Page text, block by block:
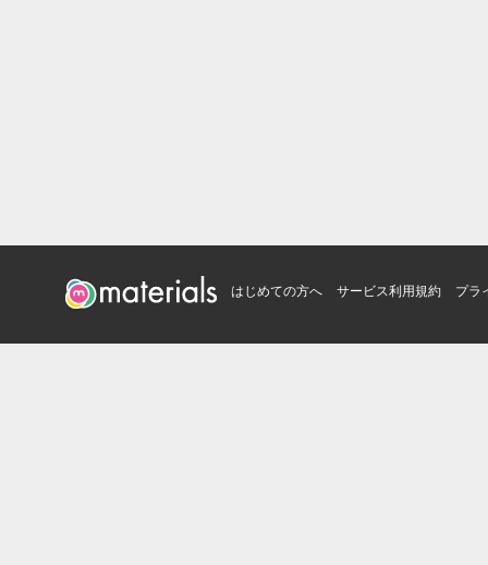
はじめての方へ サービス利用規約 プラ